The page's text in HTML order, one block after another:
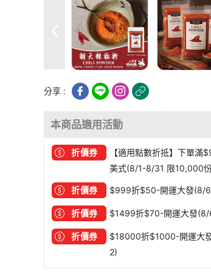
分享 :
本商品適用活動
折價券
【適用點數折抵】下單滿
美式(8/1-8/31 限10,000
折價券 $999折$50-開運大發(8/
折價券 $1499折$70-開運大發
折價券
$18000折$1000-開運大
2)